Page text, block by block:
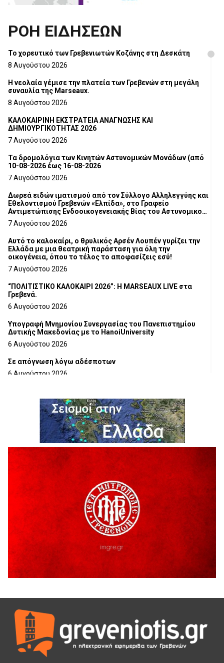
ΡΟΗ ΕΙΔΗΣΕΩΝ
Το χορευτικό των Γρεβενιωτών Κοζάνης στη Δεσκάτη
8 Αυγούστου 2026
Η νεολαία γέμισε την πλατεία των Γρεβενών στη μεγάλη
συναυλία της Marseaux.
8 Αυγούστου 2026
ΚΑΛΟΚΑΙΡΙΝΗ ΕΚΣΤΡΑΤΕΙΑ ΑΝΑΓΝΩΣΗΣ ΚΑΙ
ΔΗΜΙΟΥΡΓΙΚΟΤΗΤΑΣ 2026
7 Αυγούστου 2026
Τα δρομολόγια των Κινητών Αστυνομικών Μονάδων (από
10-08-2026 έως 16-08-2026
7 Αυγούστου 2026
Δωρεά ειδών ιματισμού από τον Σύλλογο Αλληλεγγύης και
Εθελοντισμού Γρεβενών «Ελπίδα», στο Γραφείο
Αντιμετώπισης Ενδοοικογενειακής Βίας του Αστυνομικού
Τμήματος Γρεβενών
7 Αυγούστου 2026
Αυτό το καλοκαίρι, ο θρυλικός Αρσέν Λουπέν γυρίζει την
Ελλάδα με μια θεατρική παράσταση για όλη την
οικογένεια, όπου το τέλος το αποφασίζεις εσύ!
7 Αυγούστου 2026
“ΠΟΛΙΤΙΣΤΙΚΟ ΚΑΛΟΚΑΙΡΙ 2026”: Η MARSEAUX LIVE στα
Γρεβενά.
6 Αυγούστου 2026
Υπογραφή Μνημονίου Συνεργασίας του Πανεπιστημίου
Δυτικής Μακεδονίας με το HanoiUniversity
6 Αυγούστου 2026
Σε απόγνωση λόγω αδέσποτων
6 Αυγούστου 2026
6 Αυγούστου 2026
Ολοκληρώνεται η ασφαλτόστρωση της οδού Περιβόλι –
6 Αυγούστου 2026
H παραδοχή λαθών είναι (και) δύναμη
5 Αυγούστου 2026
Ο ΑΝΔΡΕΑΣ ΑΣΛΑΝΙΔΗΣ ΣΥΝΕΧΙΖΕΙ ΣΤΟΝ ΠΡΩΤΕΑ
ΓΡΕΒΕΝΩΝ
5 Αυγούστου 2026
Ευχαριστήριο Εκπολιτιστικού Συλλόγου Ταξιάρχη προς κ.
Παρασχάκη Αθανάσιο
5 Αυγούστου 2026
Διακοπή υδροδότησης του Α΄ κλάδου ύδρευσης
5 Αυγούστου 2026
Θερινό Σινεμά στο πλαίσιο του «Πολιτιστικού
Καλοκαιριού 2026» με την βραβευμένη ταινία «Μικρές
Ανάσες».
5 Αυγούστου 2026